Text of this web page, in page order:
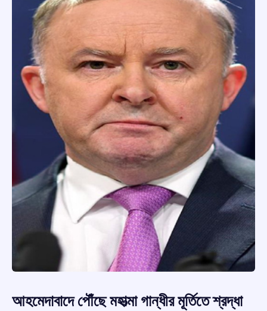
আহমেদাবাদে পৌঁছে মহাত্মা গান্ধীর মূর্তিতে শ্রদ্ধা